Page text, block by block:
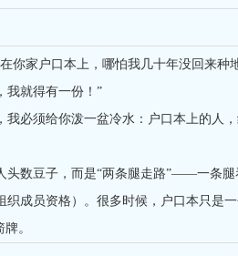
产假如妻子转移了咋办 的回复获得奖章
院指定的举证期限一般
么判？有一个4岁的女 的回复获得奖章
你家户口本上，哪怕我几十年没回来种
我就得有一份！”​​
必须给你泼一盆冷水：​户口本上的人
头数豆子，而是​“两条腿走路”​——一条腿
织成员资格）​。很多时候，户口本只是
。